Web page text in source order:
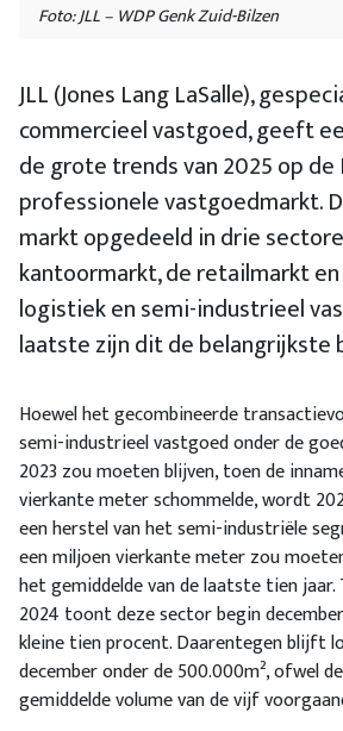
Foto: JLL – WDP Genk Zuid-Bilzen
JLL (Jones Lang LaSalle),
commercieel vastgoed, geeft
de grote trends van 2025 op de
professionele vastgoedmarkt.
markt opgedeeld in drie
kantoormarkt, de retailmarkt
logistiek en semi-industrieel
laatste zijn dit de belangrijkste
Hoewel het gecombineerde
semi-industrieel vastgoed onder de
2023 zou moeten blijven, toen de
vierkante meter schommelde, wordt
een herstel van het semi-industriële
een miljoen vierkante meter zou
het gemiddelde van de laatste tien jaar.
2024 toont deze sector begin
kleine tien procent. Daarentegen blijft
december onder de 500.000m², ofwel
gemiddelde volume van de vijf